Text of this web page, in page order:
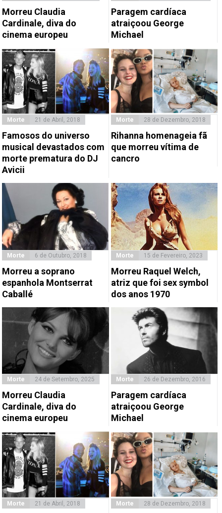
Morreu Claudia
Cardinale, diva do
cinema europeu
Paragem cardíaca
atraiçoou George
Michael
Morte 21 de Abril, 2018
Famosos do universo
musical devastados com
morte prematura do DJ
Avicii
Morte 28 de Dezembro, 2018
Rihanna homenageia fã
que morreu vítima de
cancro
Morte 6 de Outubro, 2018
Morreu a soprano
espanhola Montserrat
Caballé
Morte 15 de Fevereiro, 2023
Morreu Raquel Welch,
atriz que foi sex symbol
dos anos 1970
Morte 24 de Setembro, 2025
Morreu Claudia
Cardinale, diva do
cinema europeu
Morte 26 de Dezembro, 2016
Paragem cardíaca
atraiçoou George
Michael
Morte 21 de Abril, 2018 Morte 28 de Dezembro, 2018